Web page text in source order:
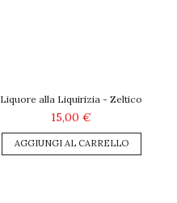
Liquore alla Liquirizia - Zeltico
15,00 €
AGGIUNGI AL CARRELLO